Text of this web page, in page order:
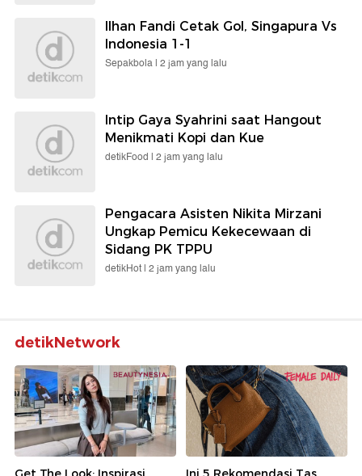
Ilhan Fandi Cetak Gol, Singapura Vs
Indonesia 1-1
Sepakbola | 2 jam yang lalu
Intip Gaya Syahrini saat Hangout
Menikmati Kopi dan Kue
detikFood | 2 jam yang lalu
Pengacara Asisten Nikita Mirzani
Ungkap Pemicu Kekecewaan di
Sidang PK TPPU
detikHot | 2 jam yang lalu
detikNetwork